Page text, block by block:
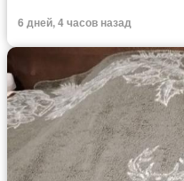
6 дней, 4 часов назад